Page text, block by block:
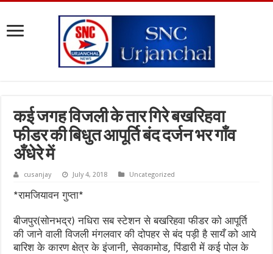
कई जगह विजली के तार गिरे बखरिहवा
फीडर की बिधुत आपूर्ति बंद दर्जन भर गाँव
अँधेरे में
cusanjay July 4, 2018 Uncategorized
*रामजियावन गुप्ता*
बीजपुर(सोनभद्र) नधिरा सब स्टेशन से बखरिहवा फीडर को आपूर्ति
की जाने वाली विजली मंगलवार की दोपहर से बंद पड़ी है सायँ को आये
बारिश के कारण क्षेत्र के इंजानी, सेवकामोड, पिंडारी में कई पोल के